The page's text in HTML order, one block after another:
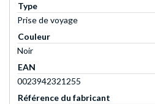
Type
Prise de voyage
Couleur
Noir
EAN
0023942321255
Référence du fabricant